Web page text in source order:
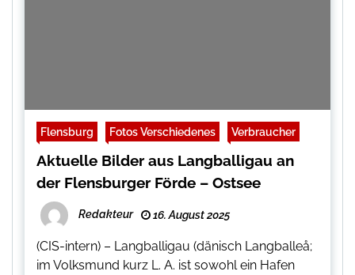
Flensburg Fotos Verschiedenes Verbraucher
Aktuelle Bilder aus Langballigau an
der Flensburger Förde – Ostsee
Redakteur 16. August 2025
(CIS-intern) – Langballigau (dänisch Langballeå;
im Volksmund kurz L. A. ist sowohl ein Hafen